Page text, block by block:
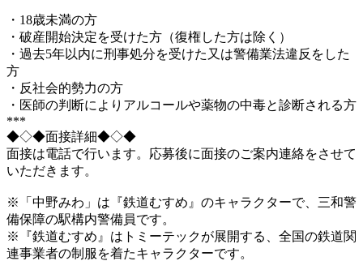
・18歳未満の方
・破産開始決定を受けた方（復権した方は除く）
・過去5年以内に刑事処分を受けた又は警備業法違反をした
方
・反社会的勢力の方
・医師の判断によりアルコールや薬物の中毒と診断される方
***
◆◇◆面接詳細◆◇◆
面接は電話で行います。応募後に面接のご案内連絡をさせて
いただきます。
※「中野みわ」は『鉄道むすめ』のキャラクターで、三和警
備保障の駅構内警備員です。
※『鉄道むすめ』はトミーテックが展開する、全国の鉄道関
連事業者の制服を着たキャラクターです。